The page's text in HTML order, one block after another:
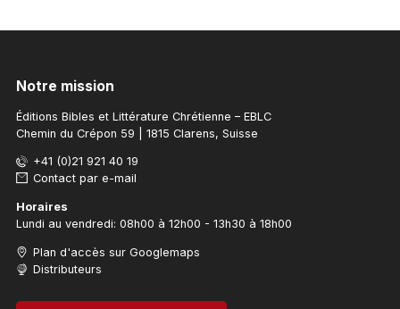
Notre mission
Éditions Bibles et Littérature Chrétienne – EBLC
Chemin du Crépon 59 | 1815 Clarens, Suisse
+41 (0)21 921 40 19
Contact par e-mail
Horaires
Lundi au vendredi: 08h00 à 12h00 - 13h30 à 18h00
Plan d'accès sur Googlemaps
Distributeurs